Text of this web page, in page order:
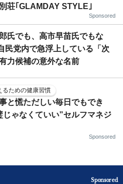
荘｢GLAMDAY STYLE｣
Sponsored
氏でも、高市早苗氏でもな
民党内で急浮上している「次
力候補の意外な名前
るための健康習慣
と慌ただしい毎日でもでき
じゃなくていい”セルフマネジ
Sponsored
Sponsored